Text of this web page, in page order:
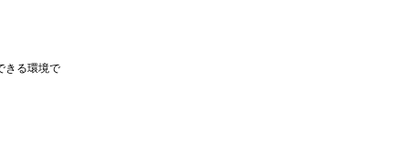
きる環境で